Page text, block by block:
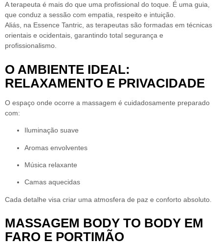
A terapeuta é mais do que uma profissional do toque. É uma guia,
que conduz a sessão com empatia, respeito e intuição.
Aliás, na Essence Tantric, as terapeutas são formadas em técnicas
orientais e ocidentais, garantindo total segurança e
profissionalismo.
O AMBIENTE IDEAL:
RELAXAMENTO E PRIVACIDADE
O espaço onde ocorre a massagem é cuidadosamente preparado
com:
Iluminação suave
Aromas envolventes
Música relaxante
Camas aquecidas
Cada detalhe visa criar uma atmosfera de paz e conforto absoluto.
MASSAGEM BODY TO BODY EM
FARO E PORTIMÃO